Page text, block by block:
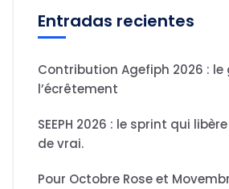
Entradas recientes
Contribution Agefiph 2026 : le
l’écrêtement
SEEPH 2026 : le sprint qui
de vrai.
Pour Octobre Rose et